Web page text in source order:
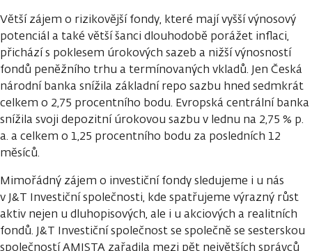
Větší zájem o rizikovější fondy, které mají vyšší výnosový
potenciál a také větší šanci dlouhodobě porážet inflaci,
přichází s poklesem úrokových sazeb a nižší výnosností
fondů peněžního trhu a termínovaných vkladů. Jen Česká
národní banka snížila základní repo sazbu hned sedmkrát
celkem o 2,75 procentního bodu. Evropská centrální banka
snížila svoji depozitní úrokovou sazbu v lednu na 2,75 % p.
a. a celkem o 1,25 procentního bodu za posledních 12
měsíců.
Mimořádný zájem o investiční fondy sledujeme i u nás
v J&T Investiční společnosti, kde spatřujeme výrazný růst
aktiv nejen u dluhopisových, ale i u akciových a realitních
fondů. J&T Investiční společnost se společně se sesterskou
společností AMISTA zařadila mezi pět největších správců